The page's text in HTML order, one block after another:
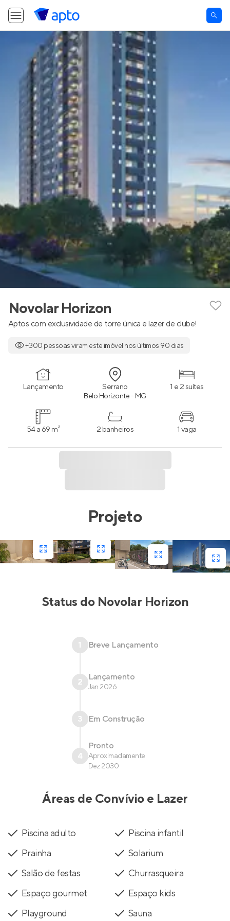
Novolar Horizon
Aptos com exclusividade de torre única e lazer de clube!
+300 pessoas viram este imóvel nos últimos 90 dias
Lançamento Serrano
Belo Horizonte - MG
1 e 2 suítes
54 a 69 m² 2 banheiros 1 vaga
Projeto
Status do Novolar Horizon
1 Breve Lançamento
2 Lançamento
Jan 2026
3 Em Construção
4
Pronto
Aproximadamente
Dez 2030
Áreas de Convívio e Lazer
Piscina adulto
Piscina infantil
Prainha
Solarium
Salão de festas
Churrasqueira
Espaço gourmet
Espaço kids
Playground
Sauna